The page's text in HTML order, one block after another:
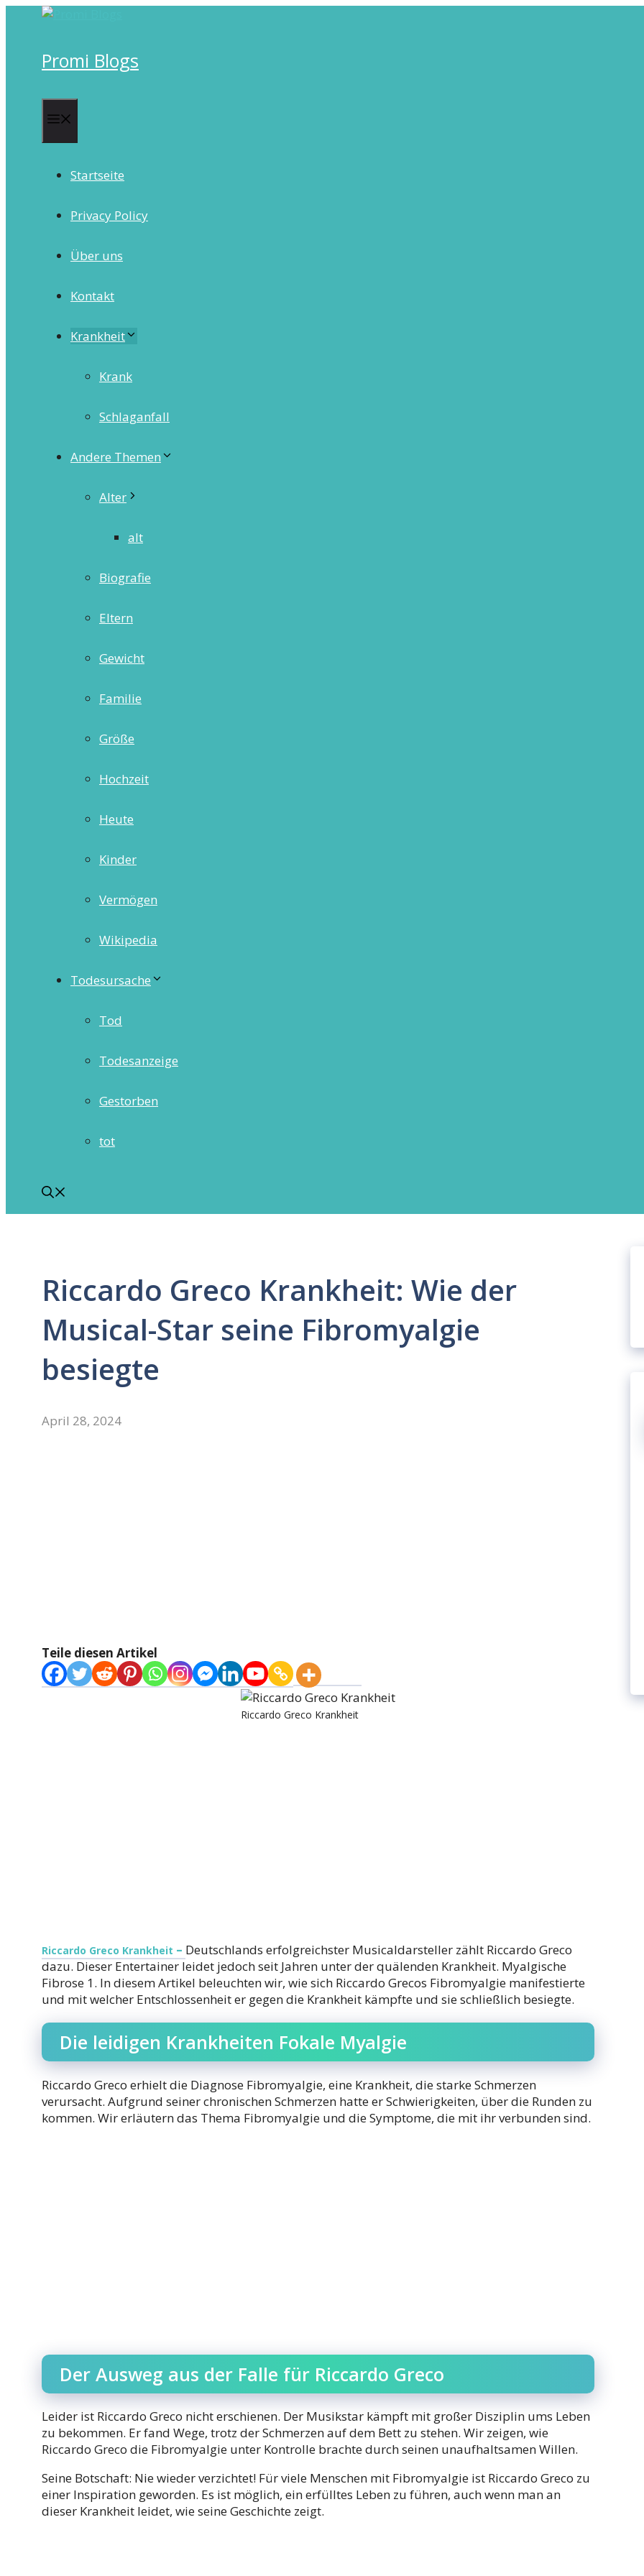
Promi Blogs
Startseite
Privacy Policy
Über uns
Kontakt
Krankheit
Krank
Schlaganfall
Andere Themen
Alter
alt
Biografie
Eltern
Gewicht
Familie
Größe
Hochzeit
Heute
Kinder
Vermögen
Wikipedia
Todesursache
Tod
Todesanzeige
Gestorben
tot
Riccardo Greco Krankheit: Wie der
Musical-Star seine Fibromyalgie
besiegte
April 28, 2024
Teile diesen Artikel
Riccardo Greco Krankheit
Riccardo Greco Krankheit – Deutschlands erfolgreichster Musicaldarsteller zählt Riccardo Greco
dazu. Dieser Entertainer leidet jedoch seit Jahren unter der quälenden Krankheit. Myalgische
Fibrose 1. In diesem Artikel beleuchten wir, wie sich Riccardo Grecos Fibromyalgie manifestierte
und mit welcher Entschlossenheit er gegen die Krankheit kämpfte und sie schließlich besiegte.
Die leidigen Krankheiten Fokale Myalgie
Riccardo Greco erhielt die Diagnose Fibromyalgie, eine Krankheit, die starke Schmerzen
verursacht. Aufgrund seiner chronischen Schmerzen hatte er Schwierigkeiten, über die Runden zu
kommen. Wir erläutern das Thema Fibromyalgie und die Symptome, die mit ihr verbunden sind.
Der Ausweg aus der Falle für Riccardo Greco
Leider ist Riccardo Greco nicht erschienen. Der Musikstar kämpft mit großer Disziplin ums Leben
zu bekommen. Er fand Wege, trotz der Schmerzen auf dem Bett zu stehen. Wir zeigen, wie
Riccardo Greco die Fibromyalgie unter Kontrolle brachte durch seinen unaufhaltsamen Willen.
Seine Botschaft: Nie wieder verzichtet! Für viele Menschen mit Fibromyalgie ist Riccardo Greco zu
einer Inspiration geworden. Es ist möglich, ein erfülltes Leben zu führen, auch wenn man an
dieser Krankheit leidet, wie seine Geschichte zeigt.